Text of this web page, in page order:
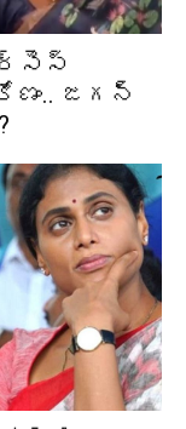
జగన్